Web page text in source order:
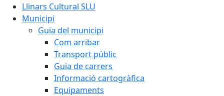
Llinars Cultural SLU
Municipi
Guia del municipi
Com arribar
Transport públic
Guia de carrers
Informació cartogràfica
Equipaments